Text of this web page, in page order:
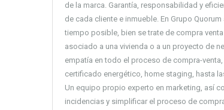
de la marca. Garantía, responsabilidad y
de cada cliente e inmueble. En Grupo
tiempo posible, bien se trate de compra
asociado a una vivienda o a un proyecto de
empatía en todo el proceso de compra-
certificado energético, home staging, hasta
Un equipo propio experto en marketing, así
incidencias y simplificar el proceso de